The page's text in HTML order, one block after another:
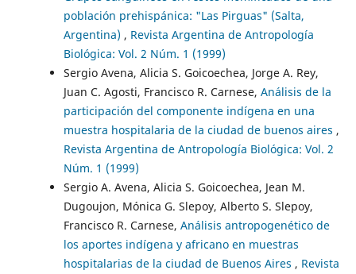
población prehispánica: "Las Pirguas" (Salta,
Argentina) , Revista Argentina de Antropología
Biológica: Vol. 2 Núm. 1 (1999)
Sergio Avena, Alicia S. Goicoechea, Jorge A. Rey,
Juan C. Agosti, Francisco R. Carnese, Análisis de la
participación del componente indígena en una
muestra hospitalaria de la ciudad de buenos aires ,
Revista Argentina de Antropología Biológica: Vol. 2
Núm. 1 (1999)
Sergio A. Avena, Alicia S. Goicoechea, Jean M.
Dugoujon, Mónica G. Slepoy, Alberto S. Slepoy,
Francisco R. Carnese, Análisis antropogenético de
los aportes indígena y africano en muestras
hospitalarias de la ciudad de Buenos Aires , Revista